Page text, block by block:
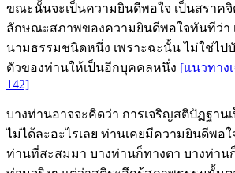
ขณะนั้นจะเป็นความยินดีพอใจ เป็นสราคจิ
ลักษณะสภาพของความยินดีพอใจทันทีว่า
นามธรรมชนิดหนึ่ง เพราะฉะนั้น ไม่ใช่ไป
ตัวของท่านให้เป็นอีกบุคคลหนึ่ง [แนวทาง
142]
บางท่านอาจจะคิดว่า การเจริญสติปัฏฐาน
ไม่ได้ละอะไรเลย ท่านเคยมีความยินดีพอ
ท่านที่สะสมมา บางท่านก็ทางตา บางท่าน